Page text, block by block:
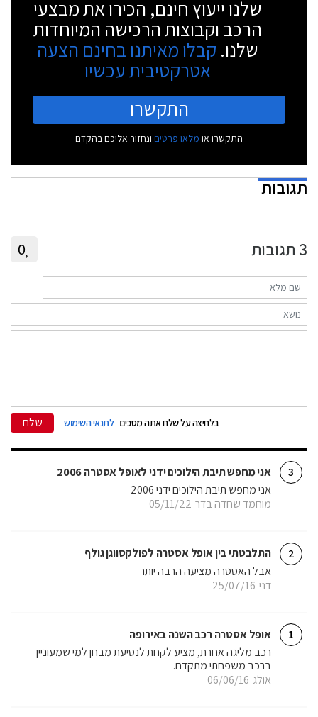
שלנו ייעוץ חינם, הכירו את מבצעי
הרכב וקבוצות הרכישה המיוחדות
שלנו. קבלו מאיתנו בחינם הצעה
אטרקטיבית עכשיו
התקשרו
התקשרו או מלאו פרטים ונחזור אליכם בהקדם
תגובות
3 תגובות 0
בלחיצה על שלח אתה מסכים לתנאי השימוש שלח
3 אני מחפש תיבת הילוכים ידני לאופל אסטרה 2006
מוחמד שחדה בדר 05/11/22
אני מחפש תיבת הילוכים ידני 2006
2 התלבטתי בין אופל אסטרה לפולקסווגן גולף
דני 25/07/16
אבל האסטרה מציעה הרבה יותר
1 אופל אסטרה רכב השנה באירופה
אולג 06/06/16
רכב מליגה אחרת, מציע לקחת לנסיעת מבחן למי שמעוניין
ברכב משפחתי מתקדם.